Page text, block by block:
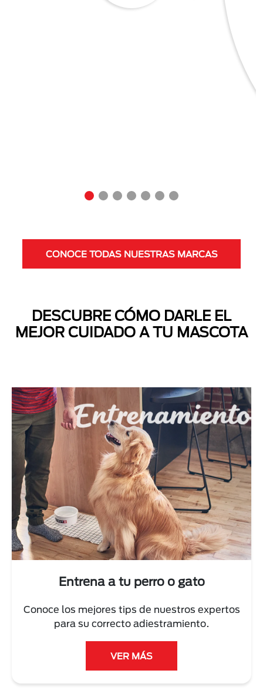
Next
CONOCE TODAS NUESTRAS MARCAS
DESCUBRE CÓMO DARLE EL
MEJOR CUIDADO A TU MASCOTA
Entrena a tu perro o gato
Conoce los mejores tips de nuestros expertos
para su correcto adiestramiento.
VER MÁS